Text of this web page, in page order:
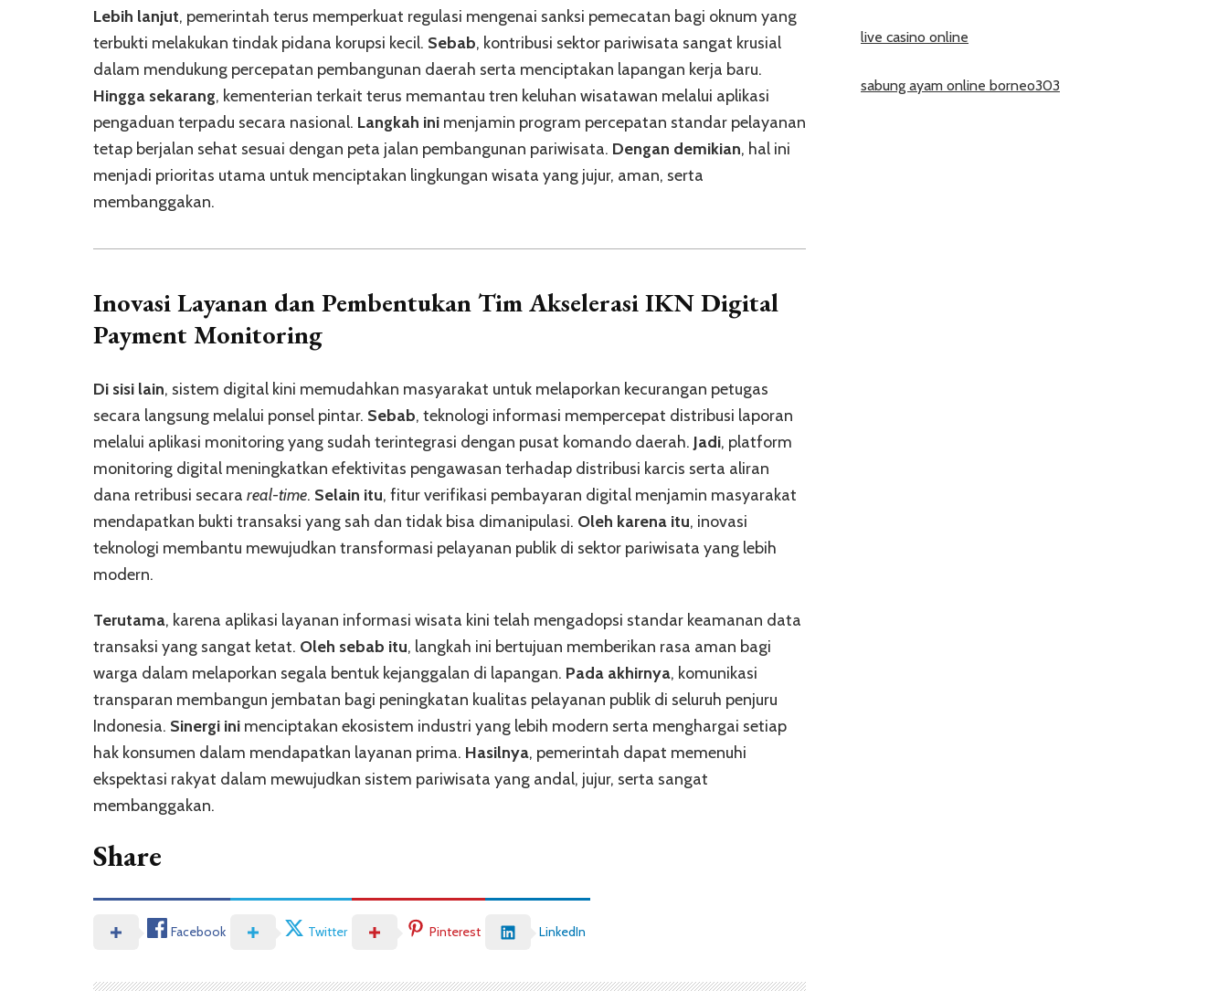
Lebih lanjut, pemerintah terus memperkuat regulasi mengenai sanksi pemecatan bagi oknum yang
terbukti melakukan tindak pidana korupsi kecil. Sebab, kontribusi sektor pariwisata sangat krusial
dalam mendukung percepatan pembangunan daerah serta menciptakan lapangan kerja baru.
Hingga sekarang, kementerian terkait terus memantau tren keluhan wisatawan melalui aplikasi
pengaduan terpadu secara nasional. Langkah ini menjamin program percepatan standar pelayanan
tetap berjalan sehat sesuai dengan peta jalan pembangunan pariwisata. Dengan demikian, hal ini
menjadi prioritas utama untuk menciptakan lingkungan wisata yang jujur, aman, serta
membanggakan.
Inovasi Layanan danPembentukan Tim Akselerasi IKNDigital
Payment Monitoring
Di sisi lain, sistem digital kini memudahkan masyarakat untuk melaporkan kecurangan petugas
secara langsung melalui ponsel pintar. Sebab, teknologi informasi mempercepat distribusi laporan
melalui aplikasi monitoring yang sudah terintegrasi dengan pusat komando daerah. Jadi, platform
monitoring digital meningkatkan efektivitas pengawasan terhadap distribusi karcis serta aliran
dana retribusi secara real-time. Selain itu, fitur verifikasi pembayaran digital menjamin masyarakat
mendapatkan bukti transaksi yang sah dan tidak bisa dimanipulasi. Oleh karena itu, inovasi
teknologi membantu mewujudkan transformasi pelayanan publik di sektor pariwisata yang lebih
modern.
Terutama, karena aplikasi layanan informasi wisata kini telah mengadopsi standar keamanan data
transaksi yang sangat ketat. Oleh sebab itu, langkah ini bertujuan memberikan rasa aman bagi
warga dalam melaporkan segala bentuk kejanggalan di lapangan. Pada akhirnya, komunikasi
transparan membangun jembatan bagi peningkatan kualitas pelayanan publik di seluruh penjuru
Indonesia. Sinergi ini menciptakan ekosistem industri yang lebih modern serta menghargai setiap
hak konsumen dalam mendapatkan layanan prima. Hasilnya, pemerintah dapat memenuhi
ekspektasi rakyat dalam mewujudkan sistem pariwisata yang andal, jujur, serta sangat
membanggakan.
Share
Facebook Twitter Pinterest LinkedIn
live casino online
sabung ayam online borneo303